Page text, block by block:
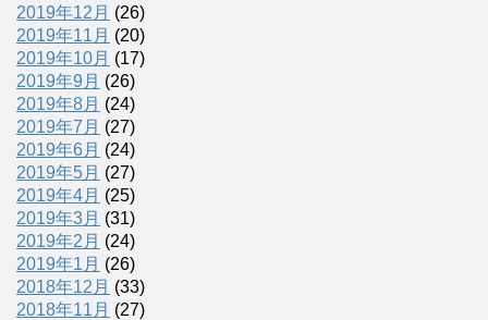
2019年12月 (26)
2019年11月 (20)
2019年10月 (17)
2019年9月 (26)
2019年8月 (24)
2019年7月 (27)
2019年6月 (24)
2019年5月 (27)
2019年4月 (25)
2019年3月 (31)
2019年2月 (24)
2019年1月 (26)
2018年12月 (33)
2018年11月 (27)